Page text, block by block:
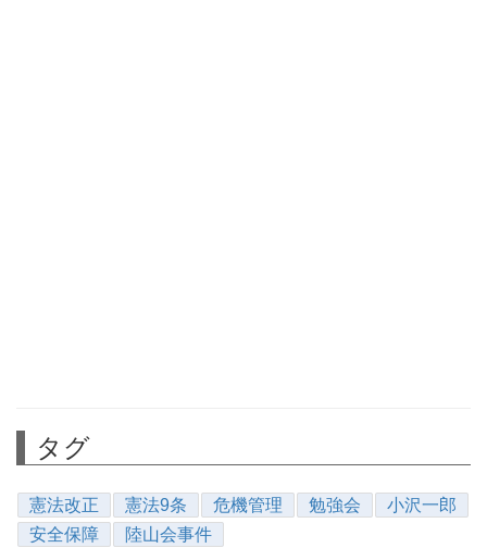
タグ
憲法改正 憲法9条 危機管理 勉強会
小沢一郎
安全保障
陸山会事件